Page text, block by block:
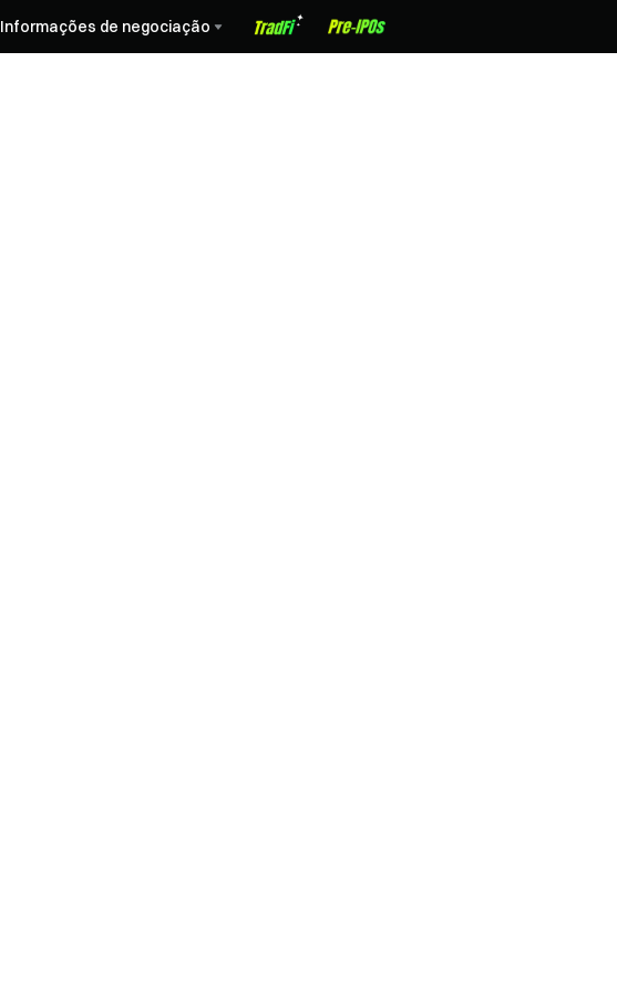
Informações de negociação